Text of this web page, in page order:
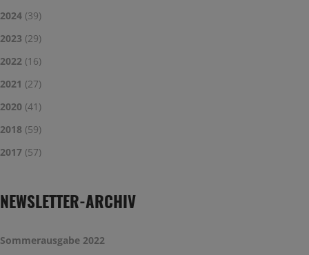
2024 (39)
2023 (29)
2022 (16)
2021 (27)
2020 (41)
2018 (59)
2017 (57)
NEWSLETTER-ARCHIV
Sommerausgabe 2022